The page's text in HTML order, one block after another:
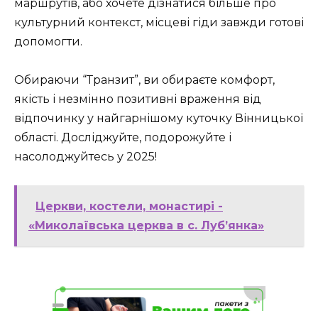
маршрутів, або хочете дізнатися більше про
культурний контекст, місцеві гіди завжди готові
допомогти.
Обираючи “Транзит”, ви обираєте комфорт,
якість і незмінно позитивні враження від
відпочинку у найгарнішому куточку Вінницької
області. Досліджуйте, подорожуйте і
насолоджуйтесь у 2025!
Церкви, костели, монастирі -
«Миколаївська церква в с. Луб’янка»